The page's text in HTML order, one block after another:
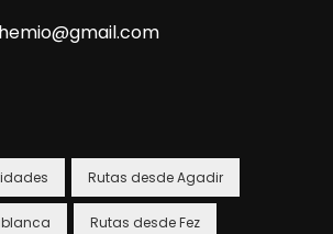
Rutas desde Agadir
Rutas desde Fez